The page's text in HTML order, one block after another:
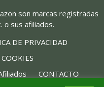
son marcas registradas
o sus afiliados.
DE PRIVACIDAD
CONTACTO